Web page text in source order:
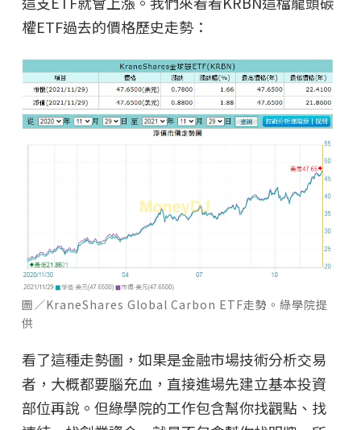
權ETF過去的價格歷史走勢：
圖／KraneShares Global Carbon ETF走勢。綠學院提
供
看了這種走勢圖，如果是金融市場技術分析交易
者，大概都要腦充血，直接進場先建立基本投資
部位再說。但綠學院的工作包含幫你找觀點、找